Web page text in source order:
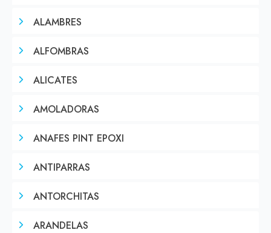
ALAMBRES
ALFOMBRAS
ALICATES
AMOLADORAS
ANAFES PINT EPOXI
ANTIPARRAS
ANTORCHITAS
ARANDELAS